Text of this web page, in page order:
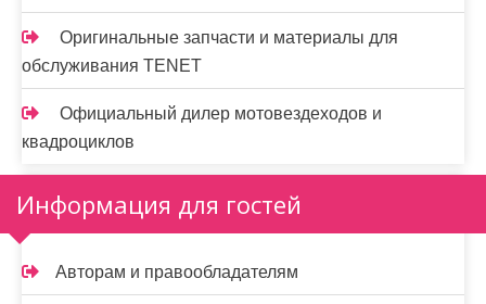
Оригинальные запчасти и материалы для
обслуживания TENET
Официальный дилер мотовездеходов и
квадроциклов
Информация для гостей
Авторам и правообладателям